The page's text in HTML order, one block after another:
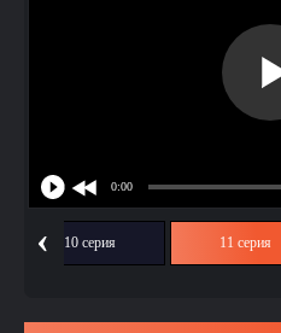
‹ 10 серия 11 серия